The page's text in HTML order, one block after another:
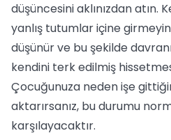
düşüncesini aklınızdan atın.
yanlış tutumlar içine
düşünür ve bu şekilde
kendini terk edilmiş
Çocuğunuza neden işe
aktarırsanız, bu durumu
karşılayacaktır.